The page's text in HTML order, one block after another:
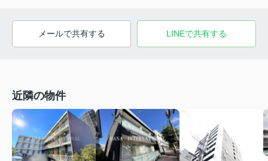
メールで共有する LINEで共有する
近隣の物件